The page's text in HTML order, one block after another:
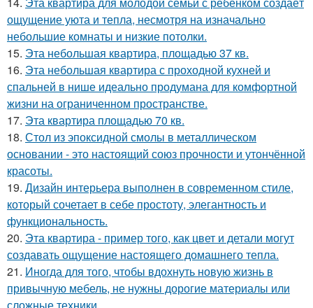
ощущение уюта и тепла, несмотря на изначально
небольшие комнаты и низкие потолки.
15. Эта небольшая квартира, площадью 37 кв.
16. Эта небольшая квартира с проходной кухней и
спальней в нише идеально продумана для комфортной
жизни на ограниченном пространстве.
17. Эта квартира площадью 70 кв.
18. Стол из эпоксидной смолы в металлическом
основании - это настоящий союз прочности и утончённой
красоты.
19. Дизайн интерьера выполнен в современном стиле,
который сочетает в себе простоту, элегантность и
функциональность.
20. Эта квартира - пример того, как цвет и детали могут
создавать ощущение настоящего домашнего тепла.
21. Иногда для того, чтобы вдохнуть новую жизнь в
привычную мебель, не нужны дорогие материалы или
сложные техники.